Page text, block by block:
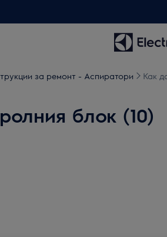
за ремонт - Аспиратори Как
блок (10)